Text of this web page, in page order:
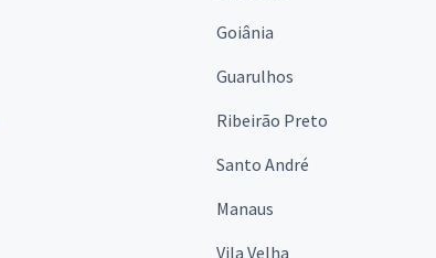
Goiânia
Guarulhos
Ribeirão Preto
Santo André
Manaus
Vila Velha